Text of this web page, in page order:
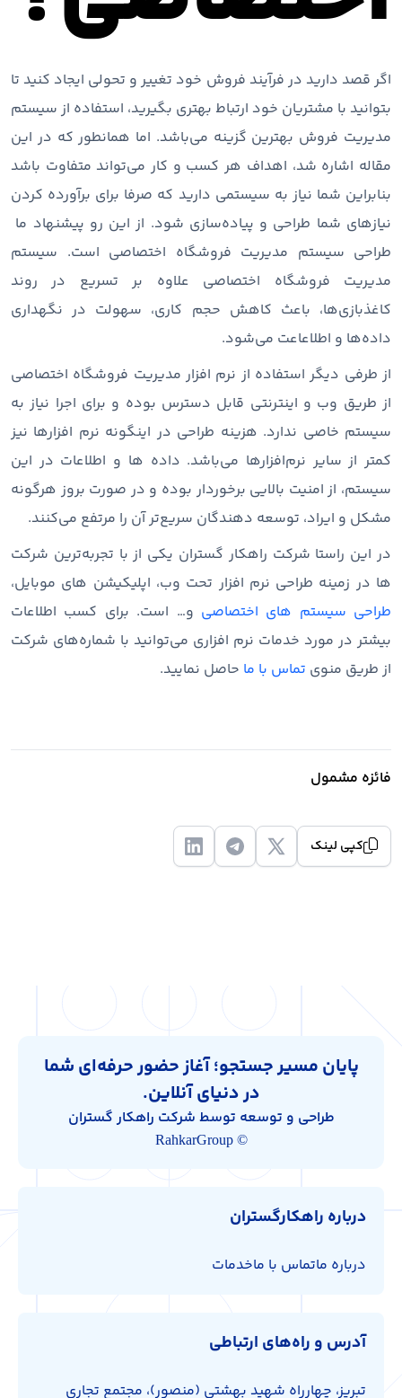
اگر قصد دارید در فرآیند فروش خود تغییر و تحولی ایجاد کنید تا
بتوانید با مشتریان خود ارتباط بهتری بگیرید، استفاده از سیستم
مدیریت فروش بهترین گزینه می‌باشد. اما همانطور که در این
مقاله اشاره شد، اهداف هر کسب و کار می‌تواند متفاوت باشد
بنابراین شما نیاز به سیستمی دارید که صرفا برای برآورده کردن
نیازهای شما طراحی و پیاده‌سازی شود. از این رو پیشنهاد ما
طراحی سیستم مدیریت فروشگاه اختصاصی است. سیستم
مدیریت فروشگاه اختصاصی علاوه بر تسریع در روند
کاغذبازی‌ها، باعث کاهش حجم کاری، سهولت در نگهداری
داده‌ها و اطلاعاعت می‌شود.
از طرفی دیگر استفاده از نرم افزار مدیریت فروشگاه اختصاصی
از طریق وب و اینترنتی قابل دسترس بوده و برای اجرا نیاز به
سیستم خاصی ندارد. هزینه طراحی در اینگونه نرم افزارها نیز
کمتر از سایر نرم‌افزارها می‌باشد. داده ها و اطلاعات در این
سیستم، از امنیت بالایی برخوردار بوده و در صورت بروز هرگونه
مشکل و ایراد، توسعه دهندگان سریع‌تر آن را مرتفع می‌کنند.
در این راستا شرکت راهکار گستران یکی از با تجربه‌ترین شرکت
ها در زمینه طراحی نرم افزار تحت وب، اپلیکیشن های موبایل،
طراحی سیستم های اختصاصی و… است. برای کسب اطلاعات
بیشتر در مورد خدمات نرم افزاری می‌توانید با شماره‌های شرکت
از طریق منوی تماس با ما حاصل نمایید.
فائزه مشمول
کپی لینک
پایان مسیر جستجو؛ آغاز حضور حرفه‌ای شما
در دنیای آنلاین.
طراحی و توسعه توسط شرکت راهکار گستران
© RahkarGroup
درباره راهکارگستران
درباره ماتماس با ماخدمات
آدرس و راه‌های ارتباطی
تبریز، چهارراه شهید بهشتی (منصور)، مجتمع تجاری